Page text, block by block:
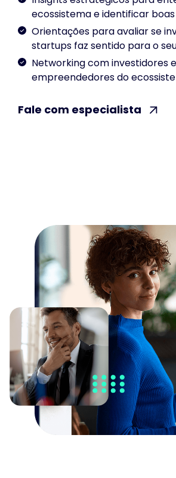
ecossistema e identificar
Orientações para avaliar se
startups faz sentido para o
Networking com investidores e
empreendedores do
Fale com especialista